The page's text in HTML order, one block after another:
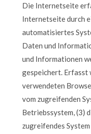
Die Internetseite
Internetseite durch
automatisiertes
Daten und
und Informationen
gespeichert. Erfasst
verwendeten
vom zugreifenden
Betriebssystem, (3)
zugreifendes